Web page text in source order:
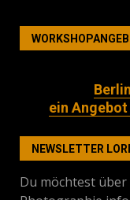
ein
NEWSLETTER
Du möchtest